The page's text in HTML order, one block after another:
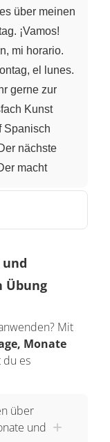
über meinen
¡Vamos!
mi horario.
el lunes.
gerne zur
Kunst
Spanisch
nächste
macht
el
sind
Sprich sie
jueves,
und
mit
zum Beispiel
Am
tragen einen
Übung
Mit
Monate
du es
über
und